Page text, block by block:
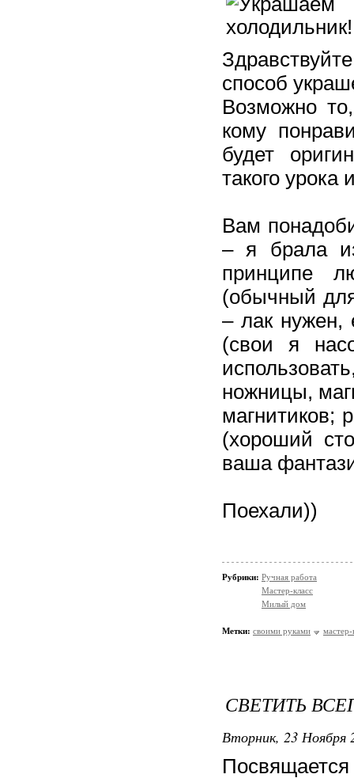
способ
Возможно
кому
будет
такого
Вам
– я брала
принципе
(обычный
– лак нужен,
(свои я
ножницы,
магнитиков;
(хороший
ваша
Рубрики: Ручная работа
Мастер-класс
Милый дом
Метки: своими руками мастер-
СВЕТИТЬ
Вторник, 23 Ноября